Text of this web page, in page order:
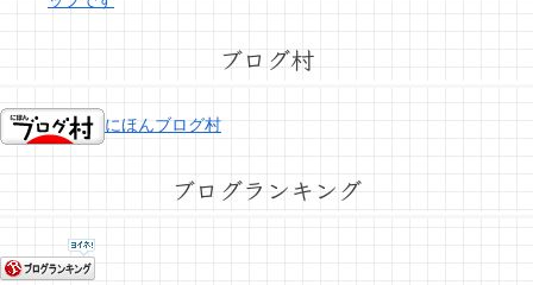
ブログ村
にほんブログ村
ブログランキング